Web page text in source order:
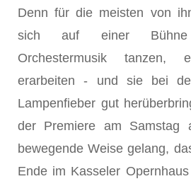
Denn für die meisten von
sich auf einer
Orchestermusik tanzen,
erarbeiten - und sie bei
Lampenfieber gut
der Premiere am Samstag
bewegende Weise gelang,
Ende im Kasseler